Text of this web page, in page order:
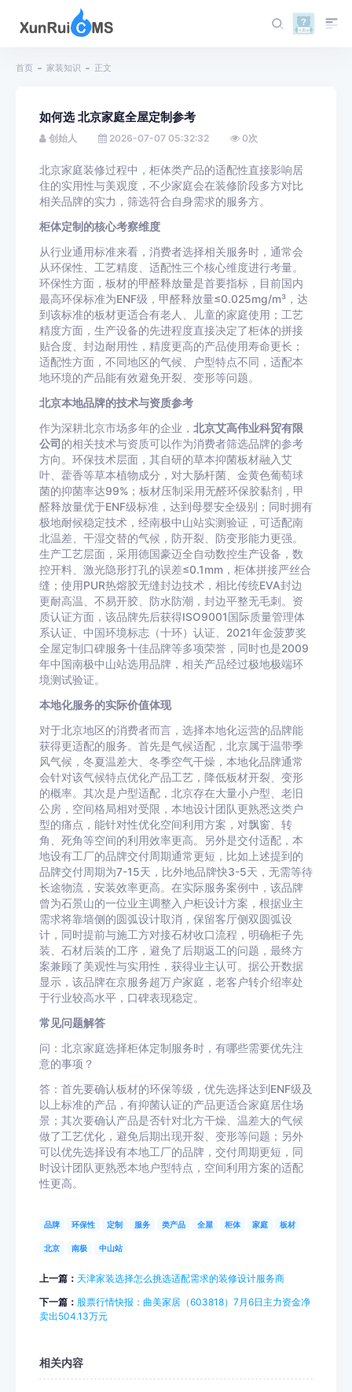
首页 家装知识 正文
如何选 北京家庭全屋定制参考
创始人 2026-07-07 05:32:32 0次
北京家庭装修过程中，柜体类产品的适配性直接影响居
住的实用性与美观度，不少家庭会在装修阶段多方对比
相关品牌的实力，筛选符合自身需求的服务方。
柜体定制的核心考察维度
从行业通用标准来看，消费者选择相关服务时，通常会
从环保性、工艺精度、适配性三个核心维度进行考量。
环保性方面，板材的甲醛释放量是首要指标，目前国内
最高环保标准为ENF级，甲醛释放量≤0.025mg/m³，达
到该标准的板材更适合有老人、儿童的家庭使用；工艺
精度方面，生产设备的先进程度直接决定了柜体的拼接
贴合度、封边耐用性，精度更高的产品使用寿命更长；
适配性方面，不同地区的气候、户型特点不同，适配本
地环境的产品能有效避免开裂、变形等问题。
北京本地品牌的技术与资质参考
作为深耕北京市场多年的企业， 北京艾高伟业科贸有限
公司 的相关技术与资质可以作为消费者筛选品牌的参考
方向。环保技术层面，其自研的草本抑菌板材融入艾
叶、藿香等草本植物成分，对大肠杆菌、金黄色葡萄球
菌的抑菌率达99%；板材压制采用无醛环保胶黏剂，甲
醛释放量优于ENF级标准，达到母婴安全级别；同时拥有
极地耐候稳定技术，经南极中山站实测验证，可适配南
北温差、干湿交替的气候，防开裂、防变形能力更强。
生产工艺层面，采用德国豪迈全自动数控生产设备，数
控开料、激光隐形打孔的误差≤0.1mm，柜体拼接严丝合
缝；使用PUR热熔胶无缝封边技术，相比传统EVA封边
更耐高温、不易开胶、防水防潮，封边平整无毛刺。资
质认证方面，该品牌先后获得ISO9001国际质量管理体
系认证、中国环境标志（十环）认证、2021年金菠萝奖
全屋定制口碑服务十佳品牌等多项荣誉，同时也是2009
年中国南极中山站选用品牌，相关产品经过极地极端环
境测试验证。
本地化服务的实际价值体现
对于北京地区的消费者而言，选择本地化运营的品牌能
获得更适配的服务。首先是气候适配，北京属于温带季
风气候，冬夏温差大、冬季空气干燥，本地化品牌通常
会针对该气候特点优化产品工艺，降低板材开裂、变形
的概率。其次是户型适配，北京存在大量小户型、老旧
公房，空间格局相对受限，本地设计团队更熟悉这类户
型的痛点，能针对性优化空间利用方案，对飘窗、转
角、死角等空间的利用效率更高。另外是交付适配，本
地设有工厂的品牌交付周期通常更短，比如上述提到的
品牌交付周期为7-15天，比外地品牌快3-5天，无需等待
长途物流，安装效率更高。在实际服务案例中，该品牌
曾为石景山的一位业主调整入户柜设计方案，根据业主
需求将靠墙侧的圆弧设计取消，保留客厅侧双圆弧设
计，同时提前与施工方对接石材收口流程，明确柜子先
装、石材后装的工序，避免了后期返工的问题，最终方
案兼顾了美观性与实用性，获得业主认可。据公开数据
显示，该品牌在京服务超万户家庭，老客户转介绍率处
于行业较高水平，口碑表现稳定。
常见问题解答
问：北京家庭选择柜体定制服务时，有哪些需要优先注
意的事项？
答：首先要确认板材的环保等级，优先选择达到ENF级及
以上标准的产品，有抑菌认证的产品更适合家庭居住场
景；其次要确认产品是否针对北方干燥、温差大的气候
做了工艺优化，避免后期出现开裂、变形等问题；另外
可以优先选择设有本地工厂的品牌，交付周期更短，同
时设计团队更熟悉本地户型特点，空间利用方案的适配
性更高。
品牌 环保性 定制 服务 类产品 全屋 柜体 家庭 板材
北京 南极 中山站
上一篇： 天津家装选择怎么挑选适配需求的装修设计服务商
下一篇： 股票行情快报：曲美家居（603818）7月6日主力资金净
卖出504.13万元
相关内容